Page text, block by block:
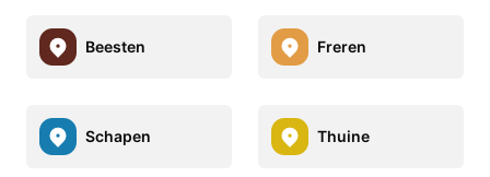
Beesten Freren
Schapen Thuine